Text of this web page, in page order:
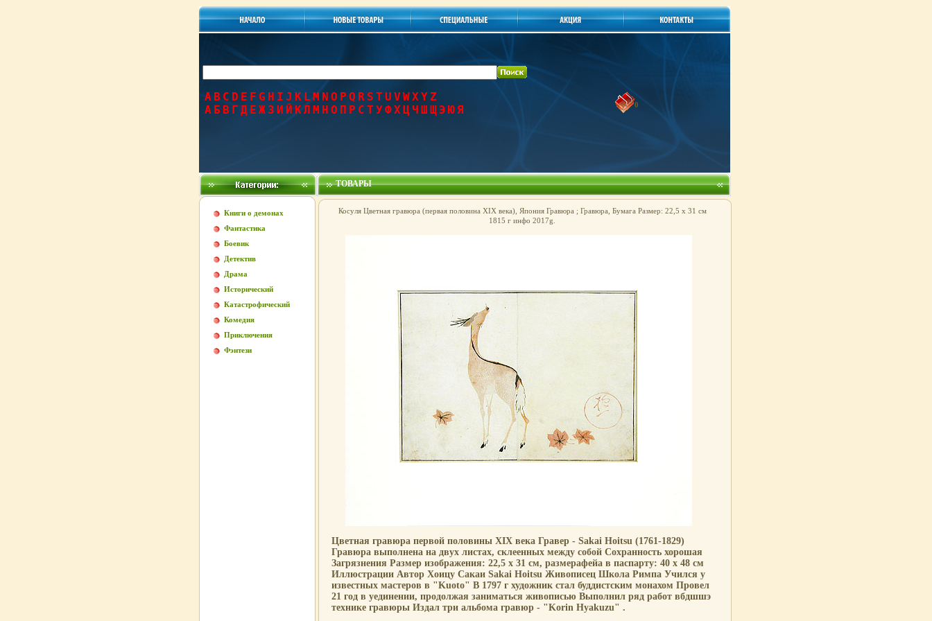
A B C D E F G H I J K L M N O P Q R S T U V WXYZ
А Б В Г Д Е Ж З И Й КЛ М Н О П Р С Т УФХЦЧ Ш Щ Э ЮЯ 0
Книги о демонах
Фантастика
Боевик
Детектив
Драма
Исторический
Катастрофический
Комедия
Приключения
Фэнтези
ТОВАРЫ
Косуля Цветная гравюра (первая половина XIX века), Япония Гравюра ; Гравюра, Бумага Размер: 22,5 х 31 см
1815 г инфо 2017g.
Цветная гравюра первой половины XIX века Гравер - Sakai Hoitsu (1761-1829)
Гравюра выполнена на двух листах, склеенных между собой Сохранность хорошая
Загрязнения Размер изображения: 22,5 х 31 см, размерафейа в паспарту: 40 х 48 см
Иллюстрации Автор Хоицу Сакаи Sakai Hoitsu Живописец Школа Римпа Учился у
известных мастеров в "Kuoto" В 1797 г художник стал буддистским монахом Провел
21 год в уединении, продолжая заниматься живописью Выполнил ряд работ вбдшшэ
технике гравюры Издал три альбома гравюр - "Korin Hyakuzu" .